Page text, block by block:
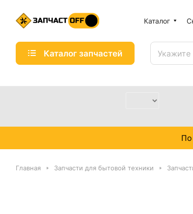
Каталог
Каталог запчастей
Главная Запчасти для бытовой техники